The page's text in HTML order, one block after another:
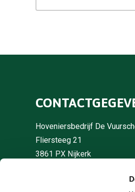
Hoveniersbedrijf De
Fliersteeg 21
3861 PX Nijkerk